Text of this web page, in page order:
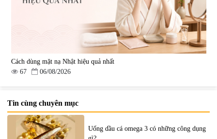
Cách dùng mặt nạ Nhật hiệu quả nhất
67
06/08/2026
Tin cùng chuyên mục
Uống dầu cá omega 3 có những công dụng